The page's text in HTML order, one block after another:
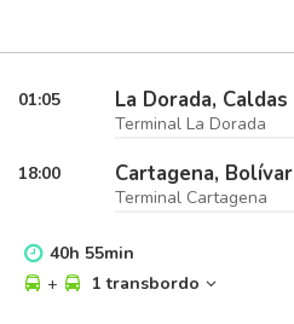
01:05 La Dorada, Caldas
Terminal La Dorada
18:00 Cartagena, Bolívar
Terminal Cartagena
40h 55min
+
1 transbordo